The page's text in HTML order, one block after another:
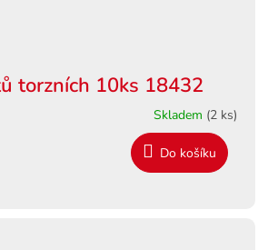
torzních 10ks 18432
Skladem (2 ks)
Do košíku